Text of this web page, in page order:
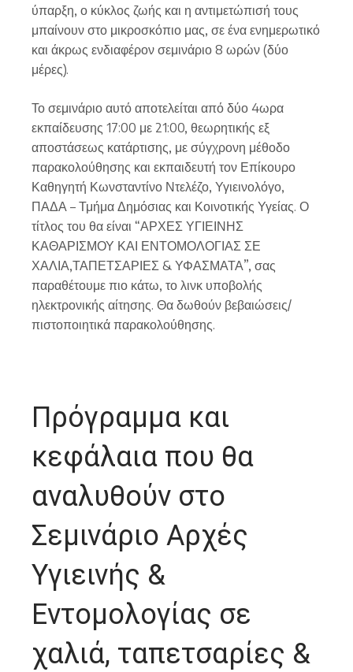
ύπαρξη, ο κύκλος ζωής και η αντιμετώπισή τους
μπαίνουν στο μικροσκόπιο μας, σε ένα ενημερωτικό
και άκρως ενδιαφέρον σεμινάριο 8 ωρών (δύο
μέρες).
Το σεμινάριο αυτό αποτελείται από δύο 4ωρα
εκπαίδευσης 17:00 με 21:00, θεωρητικής εξ
αποστάσεως κατάρτισης, με σύγχρονη μέθοδο
παρακολούθησης και εκπαιδευτή τον Επίκουρο
Καθηγητή Κωνσταντίνο Ντελέζο, Υγιεινολόγο,
ΠΑΔΑ – Τμήμα Δημόσιας και Κοινοτικής Υγείας. Ο
τίτλος του θα είναι “ΑΡΧΕΣ ΥΓΙΕΙΝΗΣ
ΚΑΘΑΡΙΣΜΟΥ ΚΑΙ ΕΝΤΟΜΟΛΟΓΙΑΣ ΣΕ
ΧΑΛΙΑ,ΤΑΠΕΤΣΑΡΙΕΣ & ΥΦΑΣΜΑΤΑ”, σας
παραθέτουμε πιο κάτω, το λινκ υποβολής
ηλεκτρονικής αίτησης. Θα δωθούν βεβαιώσεις/
πιστοποιητικά παρακολούθησης.
Πρόγραμμα και
κεφάλαια που θα
αναλυθούν στο
Σεμινάριο Αρχές
Υγιεινής &
Εντομολογίας σε
χαλιά, ταπετσαρίες &